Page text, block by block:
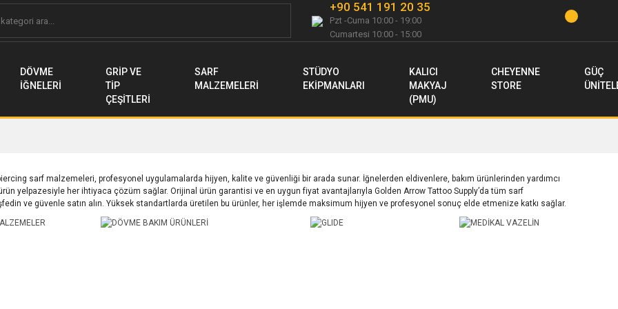
+90 541 191 20 35
Pzt -Cuma 10:00 - 19:00
Cumartesi 10:00 - 15:00
DÖVME
İĞNELERİ
GRİP VE
TİP
ÇEŞİTLERİ
SARF
MALZEMELERİ
STÜDYO
EKİPMANLARI
KALICI
MAKYAJ
(PMU)
CHEYENNE
STORE
GÜÇ
sarf malzemeleri, profesyonel uygulamalarda hijyen, kalite ve güvenliği bir arada sunar. İğnelerden eldivenlere, bakım ürünlerinden yardımcı
yelpazesiyle her ihtiyaca çözüm sağlar. Orijinal ürün garantisi ve en uygun fiyat avantajlarıyla Golden Arrow Tattoo Supply’da tüm sarf
ve güvenle satın alın. Yüksek standartlarda üretilen bu ürünler, her işlemde maksimum hijyen ve profesyonel sonuç elde etmenize katkı sağlar.